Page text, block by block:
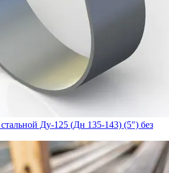
Ду-125 (Дн 135-143) (5″) без